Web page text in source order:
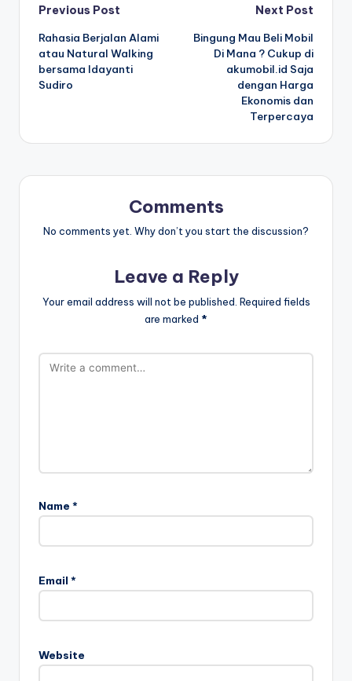
Post
navigation
Previous Post
Rahasia Berjalan Alami
atau Natural Walking
bersama Idayanti
Sudiro
Next Post
Bingung Mau Beli Mobil
Di Mana ? Cukup di
akumobil.id Saja
dengan Harga
Ekonomis dan
Terpercaya
Comments
No comments yet. Why don’t you start the discussion?
Leave a Reply
Your email address will not be published. Required fields
are marked *
Name *
Email *
Website